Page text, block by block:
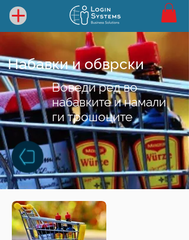
Набавки и обврски
Воведи ред во
набавките и намали
ги трошоците